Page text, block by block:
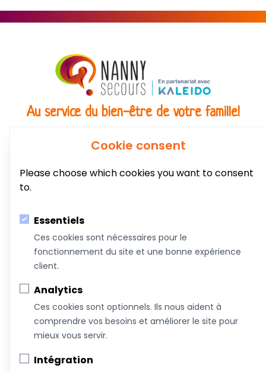
Au service du bien-être de votre famille!
ateliers et
Devenez commanditaire
Termes et conditions
Cookie consent
Please choose which cookies you want to consent
to.
Essentiels
Ces cookies sont nécessaires pour le
fonctionnement du site et une bonne expérience
client.
Analytics
Ces cookies sont optionnels. Ils nous aident à
comprendre vos besoins et améliorer le site pour
mieux vous servir.
Intégration